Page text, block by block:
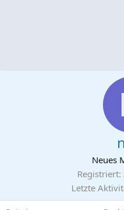
Neues
Registriert
Letzte